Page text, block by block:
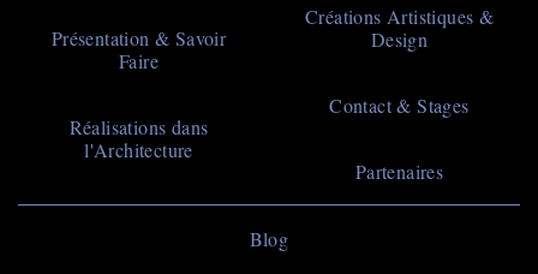
Main
navigation
Présentation & Savoir
Faire
Réalisations dans
l'Architecture
Créations Artistiques &
Design
Contact & Stages
Partenaires
Blog